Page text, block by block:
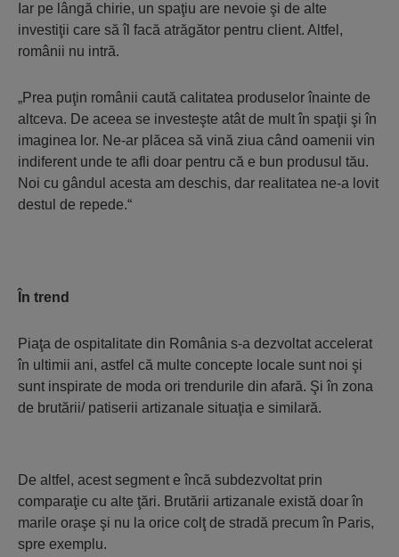
Iar pe lângă chirie, un spaţiu are nevoie şi de alte
investiţii care să îl facă atrăgător pentru client. Altfel,
românii nu intră.
„Prea puţin românii caută calitatea produselor înainte de
altceva. De aceea se investeşte atât de mult în spaţii şi în
imaginea lor. Ne-ar plăcea să vină ziua când oamenii vin
indiferent unde te afli doar pentru că e bun produsul tău.
Noi cu gândul acesta am deschis, dar realitatea ne-a lovit
destul de repede.“
În trend
Piaţa de ospitalitate din România s-a dezvoltat accelerat
în ultimii ani, astfel că multe concepte locale sunt noi şi
sunt inspirate de moda ori trendurile din afară. Şi în zona
de brutării/ patiserii artizanale situaţia e similară.
De altfel, acest segment e încă subdezvoltat prin
comparaţie cu alte ţări. Brutării artizanale există doar în
marile oraşe şi nu la orice colţ de stradă precum în Paris,
spre exemplu.